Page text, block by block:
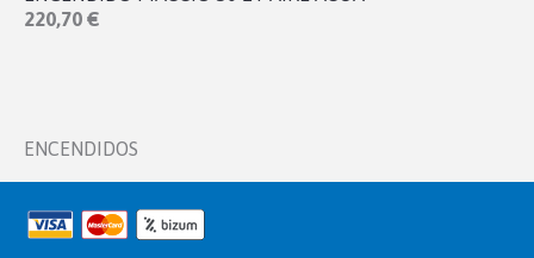
220,70 €
ENCENDIDOS